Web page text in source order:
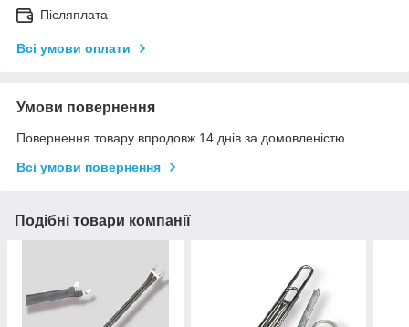
Післяплата
Всі умови оплати
Умови повернення
Повернення товару впродовж 14 днів за домовленістю
Всі умови повернення
Подібні товари компанії